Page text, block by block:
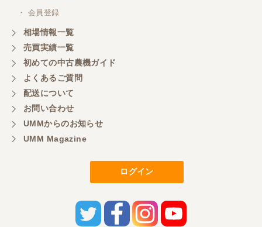
ありがとうございます
岐阜県／横倉林
ありがとうございます
岐阜県／横倉林
ありがとうございます
・ 会員登録
相場情報一覧
売買実績一覧
初めての中古農機ガイド
よくあるご質問
配送について
お問い合わせ
UMMからのお知らせ
UMM Magazine
ログイン